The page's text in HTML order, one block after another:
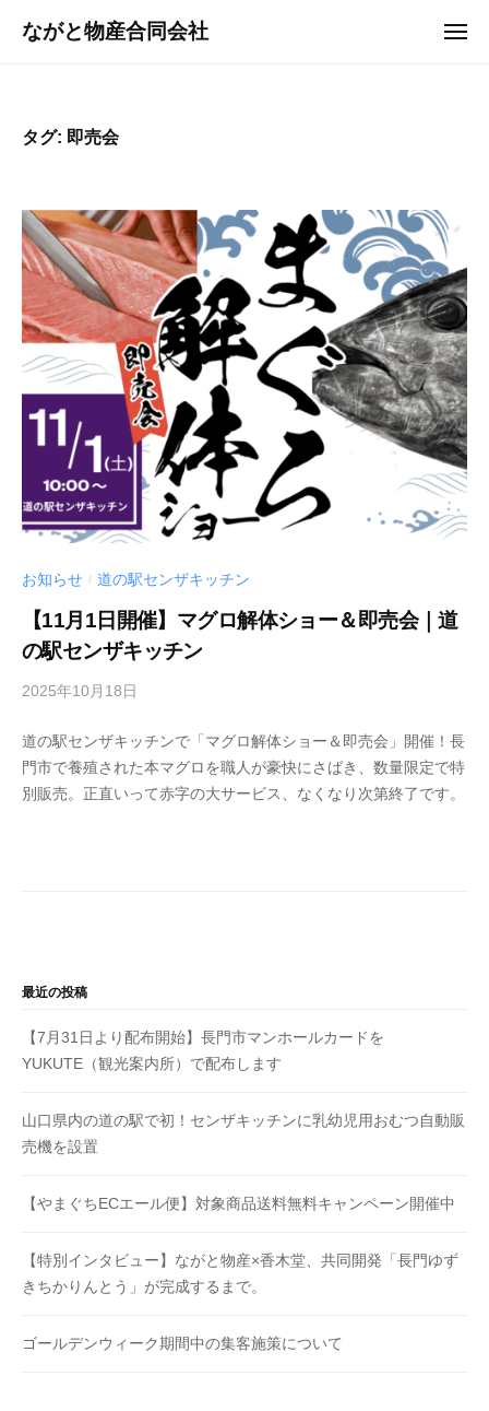
ながと物産合同会社
長
の
産
を
扱
う
総
合
、
な
と
物
産
合
同
社
の
ホ
す
メ
タグ: 即売会
お知らせ / 道の駅センザキッチン
【11月1日開催】マグロ解体ショー＆即売会｜道
の駅センザキッチン
2025年10月18日
i
n
f
h
c
道の駅センザキッチンで「マグロ解体ショー＆即売会」開催！長
門市で養殖された本マグロを職人が豪快にさばき、数量限定で特
別販売。正直いって赤字の大サービス、なくなり次第終了です。
最近の投稿
【7月31日より配布開始】長門市マンホールカードを
YUKUTE（観光案内所）で配布します
山口県内の道の駅で初！センザキッチンに乳幼児用おむつ自動販
売機を設置
【やまぐちECエール便】対象商品送料無料キャンペーン開催中
【特別インタビュー】ながと物産×香木堂、共同開発「長門ゆず
きちかりんとう」が完成するまで。
ゴールデンウィーク期間中の集客施策について
ー